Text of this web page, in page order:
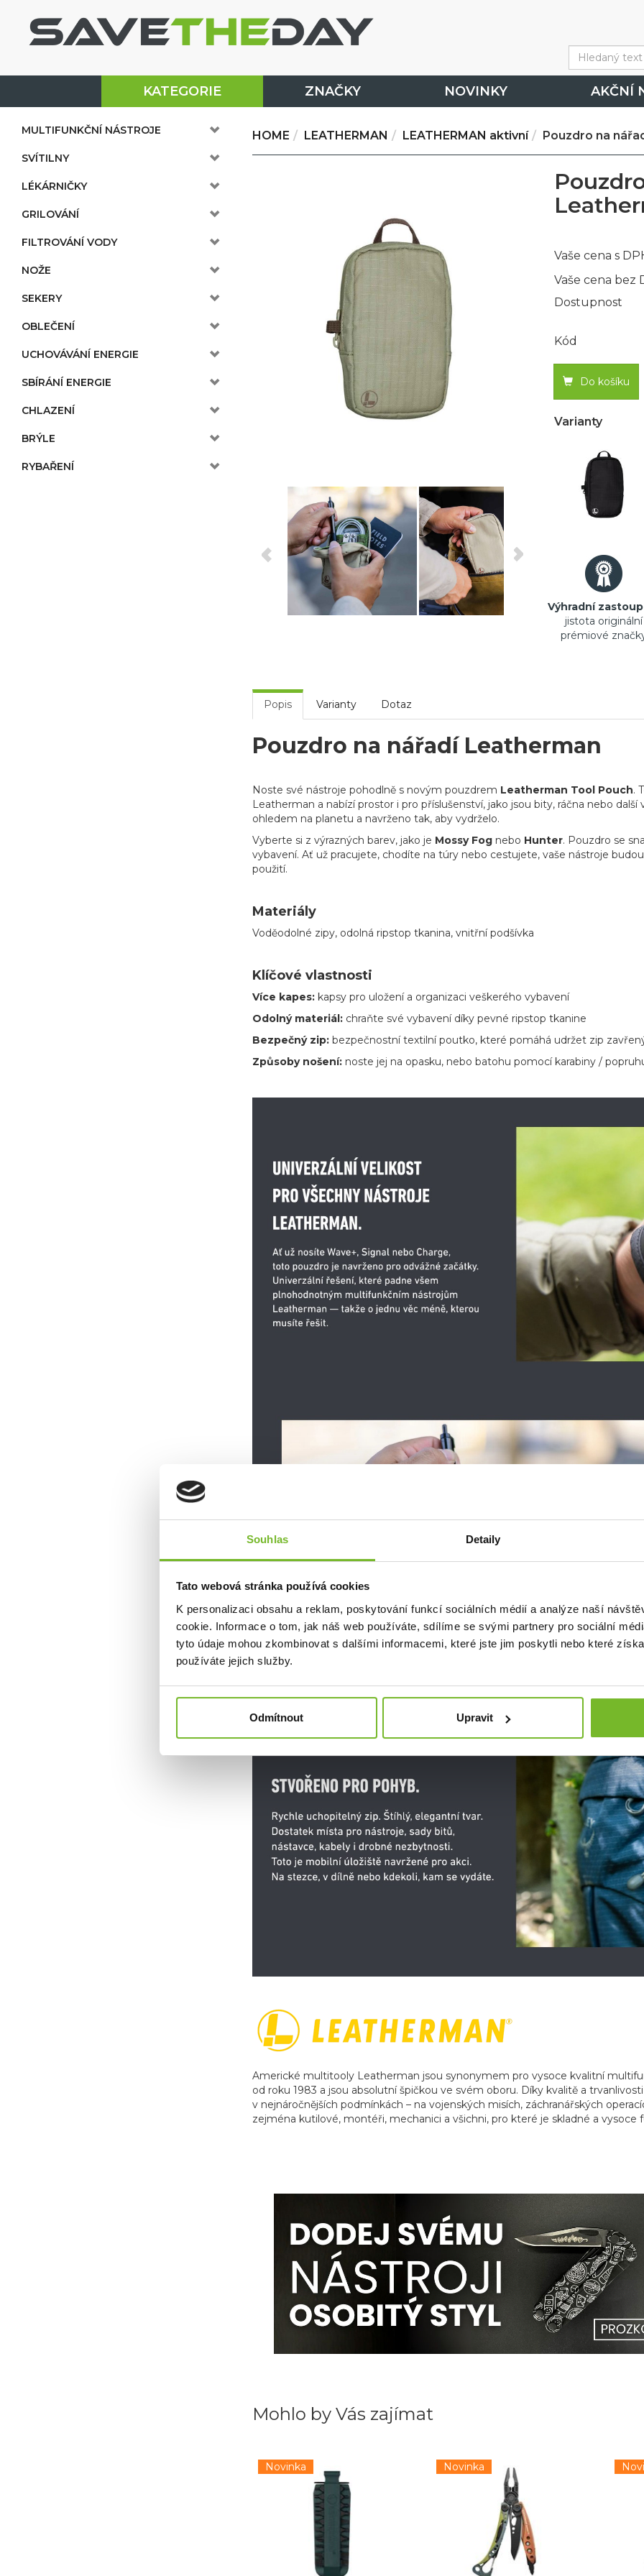
Souhlas Detaily
Tato webová stránka používá cookies
K personalizaci obsahu a reklam, poskytování funkcí sociálních médií a analýze naší
cookie. Informace o tom, jak náš web používáte, sdílíme se svými partnery pro sociální
tyto údaje mohou zkombinovat s dalšími informacemi, které jste jim poskytli nebo které
používáte jejich služby.
Odmítnout Upravit
KATEGORIE ZNAČKY NOVINKY AKČNÍ
MULTIFUNKČNÍ NÁSTROJE
SVÍTILNY
LÉKÁRNIČKY
GRILOVÁNÍ
FILTROVÁNÍ VODY
NOŽE
SEKERY
OBLEČENÍ
UCHOVÁVÁNÍ ENERGIE
SBÍRÁNÍ ENERGIE
CHLAZENÍ
BRÝLE
RYBAŘENÍ
HOME LEATHERMAN LEATHERMAN aktivní Pouzdro na
Vaše cena s
Vaše cena bez
Dostupnost
Kód
Do košíku
Varianty
Výhradní
jistota originální
prémiové
Popis Varianty Dotaz
Pouzdro na nářadí Leatherman
Noste své nástroje pohodlně s novým pouzdrem Leatherman Tool Pouch.
Leatherman a nabízí prostor i pro příslušenství, jako jsou bity, ráčna nebo
ohledem na planetu a navrženo tak, aby vydrželo.
Vyberte si z výrazných barev, jako je Mossy Fog nebo Hunter. Pouzdro se
vybavení. Ať už pracujete, chodíte na túry nebo cestujete, vaše nástroje
použití.
Materiály
Voděodolné zipy, odolná ripstop tkanina, vnitřní podšívka
Klíčové vlastnosti
Více kapes: kapsy pro uložení a organizaci veškerého vybavení
Odolný materiál: chraňte své vybavení díky pevné ripstop tkanine
Bezpečný zip: bezpečnostní textilní poutko, které pomáhá udržet zip
Způsoby nošení: noste jej na opasku, nebo batohu pomocí karabiny /
Americké multitooly Leatherman jsou synonymem pro vysoce kvalitní
od roku 1983 a jsou absolutní špičkou ve svém oboru. Díky kvalitě a
v nejnáročnějších podmínkách – na vojenských misích, záchranářských
zejména kutilové, montéři, mechanici a všichni, pro které je skladné a vysoce
Mohlo by Vás zajímat
Novinka Novinka